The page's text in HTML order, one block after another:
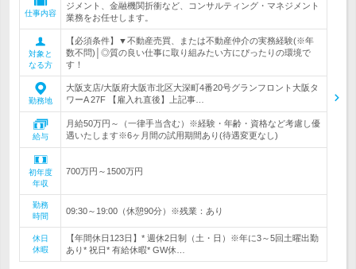
仕事内容
ジメント、金融機関折衝など、コンサルティング・マネジメント
業務をお任せします。
対象と
なる方
【必須条件】▼不動産売買、または不動産仲介の実務経験(※年
数不問)│◎質の良い仕事に取り組みたい方にぴったりの環境で
す！
勤務地
大阪支店/大阪府大阪市北区大深町4番20号グランフロント大阪タ
ワーA 27F 【雇入れ直後】上記事…
給与
月給50万円～（一律手当含む）※経験・年齢・資格など考慮し優
遇いたします※6ヶ月間の試用期間あり(待遇変更なし)
初年度
年収
700万円～1500万円
勤務
時間
09:30～19:00（休憩90分）※残業：あり
休日
休暇
【年間休日123日】* 週休2日制（土・日）※年に3～5回土曜出勤
あり* 祝日* 有給休暇* GW休…